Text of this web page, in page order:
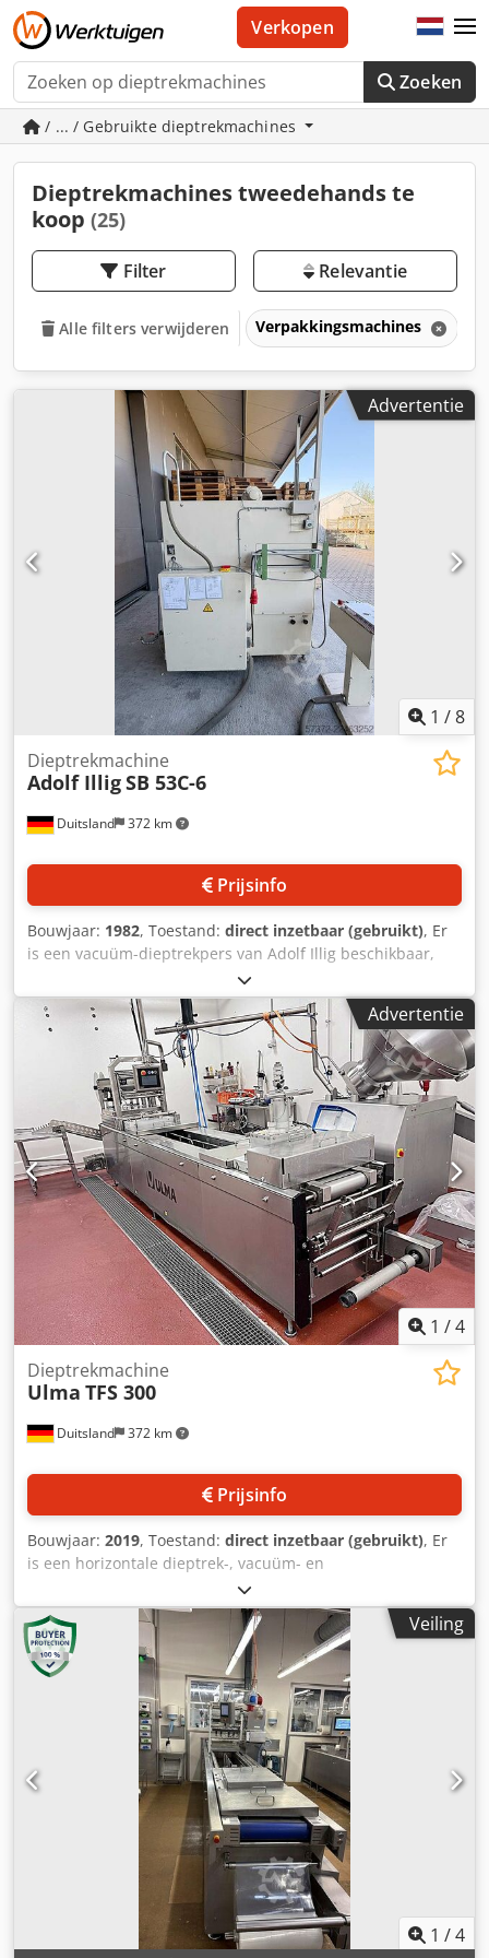
Zoeken
Verkopen
/ ... / Gebruikte dieptrekmachines
Dieptrekmachines tweedehands te
koop (25)
Filter Relevantie
Alle filters verwijderen Verpakkingsmachines
Advertentie
1 /8
Duitsland 372 km
Dieptrekmachine
Adolf IlligSB 53C-6
Prijsinfo
Bouwjaar: 1982, Toestand: direct inzetbaar (gebruikt), Er
is een vacuüm-dieptrekpers van Adolf Illig beschikbaar,
voorzien van een vacuümpomp van Busch. Afmetingen van
de matrijs (X/Y): 500 mm / 350 mm, maximale
positieve/negatieve dieptrekking: 100 mm / 100 mm,
maximale hoogte van de matrijs: 100 mm, vacuümpomp:
Busch R5. Afmetingen van de machine (X/Y/Z): ongeveer
1700 mm / 1300 mm / 2600 mm, gewicht: ongeveer 500 kg.
Documentatie is aanwezig. Een bezichtiging ter plaatse is
mogelijk. Cjdpjzqu Eyofx Anksrf
Advertentie
1 /4
Duitsland 372 km
Dieptrekmachine
Ulma TFS 300
Prijsinfo
Bouwjaar: 2019, Toestand: direct inzetbaar (gebruikt), Er
is een horizontale dieptrek-, vacuüm- en
verpakkingsmachine van Ulma beschikbaar voor het
verpakken van zowel flexibele als stijve folies, bestemd
voor de voedingsmiddelenindustrie. Frame lengte: 4000
mm, werkhoogtebereik: 850 mm - 950 mm, maximale
foliebreedte: 420 mm, maximale folie-aanvoer: 360 mm,
maximale vormdiepte: 130 mm, maximale folierol
diameter: 350 mm, maximale folierol binnendiameter: 76
mm, vacuümpomp: Busch R5 RA 0302 D,
machineafmetingen X/Y/Z: ca. 1050 mm / 5000 mm / 1950
mm. Inclusief rollen van stijve en flexibele folie.
Documentatie is aanwezig. Een bezichtiging ter plaatse is
mogelijk. Crjdpfx Aezpywrenkjf
Veiling
1 /4